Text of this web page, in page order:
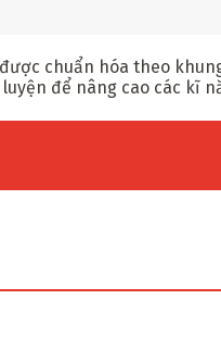
được chuẩn hóa theo
để nâng cao các kĩ